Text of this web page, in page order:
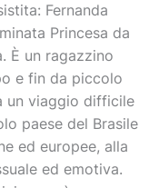
Fernanda
Princesa da
È un ragazzino
e fin da piccolo
un viaggio difficile
paese del Brasile
ed europee, alla
ed emotiva.